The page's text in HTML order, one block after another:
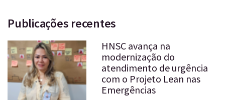
Publicações recentes
HNSC avança na
modernização do
atendimento de urgência
com o Projeto Lean nas
Emergências